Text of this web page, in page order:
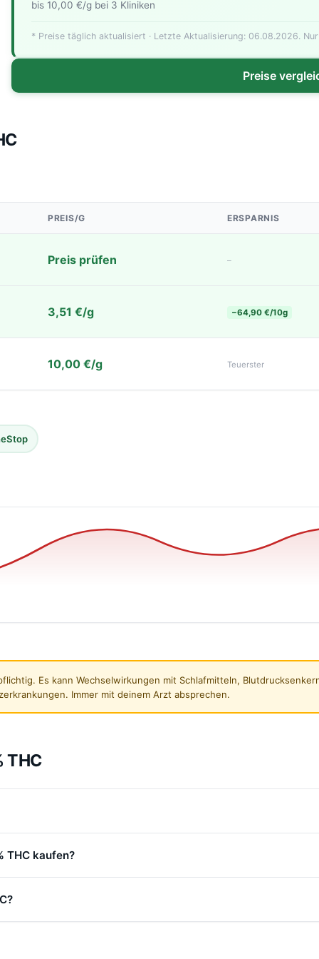
bis 10,00 €/g bei 3 Kliniken
* Preise täglich aktualisiert · Letzte Aktualisierung: 06.08.2026.
Preise
PREIS/G ERSPARNIS
Preis prüfen –
3,51 €/g −64,90 €/10g
10,00 €/g Teuerster
Es kann Wechselwirkungen mit Schlafmitteln,
Immer mit deinem Arzt absprechen.
THC
THC kaufen?